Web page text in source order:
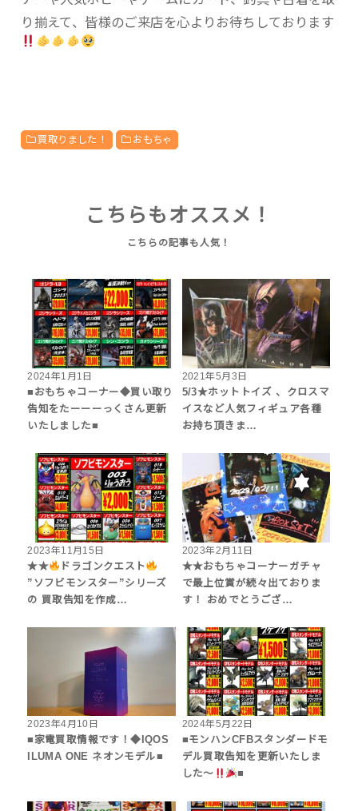
り揃えて、皆様のご来店を心よりお待ちしております
買取りました！ おもちゃ
こちらもオススメ！
2024年1月1日
■おもちゃコーナー◆買い取り
告知をたーーーっくさん更新
いたしました■
2021年5月3日
5/3★ホットトイズ 、クロスマ
イスなど人気フィギュア各種
お持ち頂きま…
2023年11月15日
★★
ドラゴンクエスト
”ソフビモンスター”シリーズ
の 買取告知を作成…
2023年2月11日
★★おもちゃコーナーガチャ
で最上位賞が続々出ておりま
す！ おめでとうござ…
2023年4月10日
■家電買取情報です！◆IQOS
ILUMA ONE ネオンモデル■
2024年5月22日
■モンハンCFBスタンダードモ
デル買取告知を更新いたしま
した〜
■